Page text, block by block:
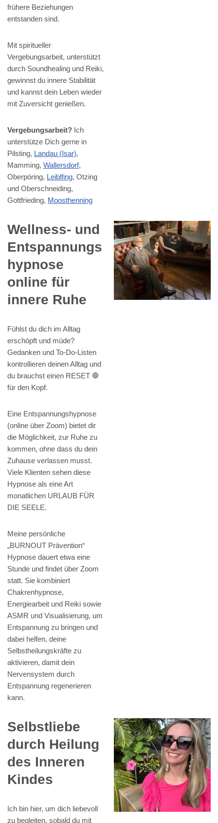
frühere Beziehungen
entstanden sind.
Mit spiritueller
Vergebungsarbeit, unterstützt
durch Soundhealing und Reiki,
gewinnst du innere Stabilität
und kannst dein Leben wieder
mit Zuversicht genießen.
Vergebungsarbeit? Ich
unterstütze Dich gerne in
Pilsting, Landau (Isar),
Mamming, Wallersdorf,
Oberpöring, Leiblfing, Otzing
und Oberschneiding,
Gottfrieding, Moosthenning
Wellness- und
Entspannungs
hypnose
online für
innere Ruhe
Fühlst du dich im Alltag
erschöpft und müde?
Gedanken und To-Do-Listen
kontrollieren deinen Alltag und
du brauchst einen RESET 🛑
für den Kopf.
Eine Entspannungshypnose
(online über Zoom) bietet dir
die Möglichkeit, zur Ruhe zu
kommen, ohne dass du dein
Zuhause verlassen musst.
Viele Klienten sehen diese
Hypnose als eine Art
monatlichen URLAUB FÜR
DIE SEELE.
Meine persönliche
„BURNOUT Prävention“
Hypnose dauert etwa eine
Stunde und findet über Zoom
statt. Sie kombiniert
Chakrenhypnose,
Energiearbeit und Reiki sowie
ASMR und Visualisierung, um
Entspannung zu bringen und
dabei helfen, deine
Selbstheilungskräfte zu
aktivieren, damit dein
Nervensystem durch
Entspannung regenerieren
kann.
Selbstliebe
durch Heilung
des Inneren
Kindes
Ich bin hier, um dich liebevoll
zu begleiten, sobald du mit